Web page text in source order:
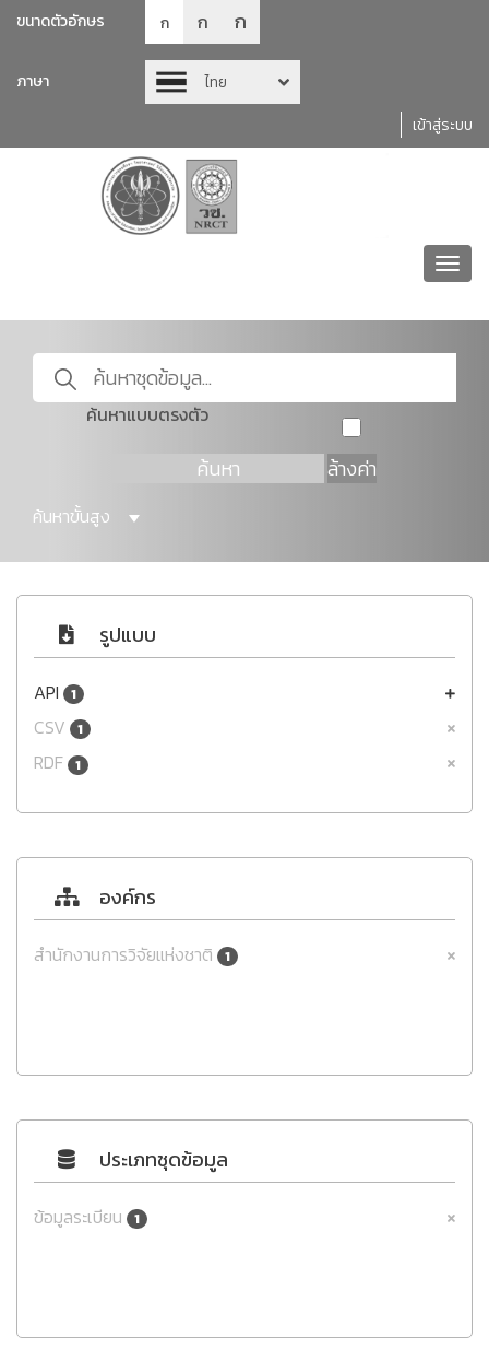
ขนาดตัวอักษร ก ก ก
ภาษา
ไทย
เข้าสู่ระบบ
ค้นหาแบบตรงตัว
ค้นหา ล้างค่า
ค้นหาขั้นสูง
รูปแบบ
API 1
CSV 1
RDF 1
องค์กร
สำนักงานการวิจัยแห่งชาติ 1
ประเภทชุดข้อมูล
ข้อมูลระเบียน 1